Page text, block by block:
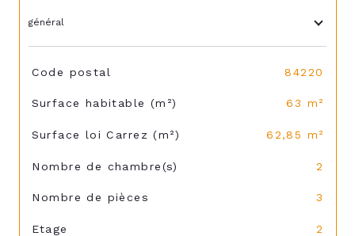
général
TRAD_SIROCCO_Caracteristique
Code postal 84220
Surface habitable (m²) 63 m²
Surface loi Carrez (m²) 62,85 m²
Nombre de chambre(s) 2
Nombre de pièces 3
Etage 2